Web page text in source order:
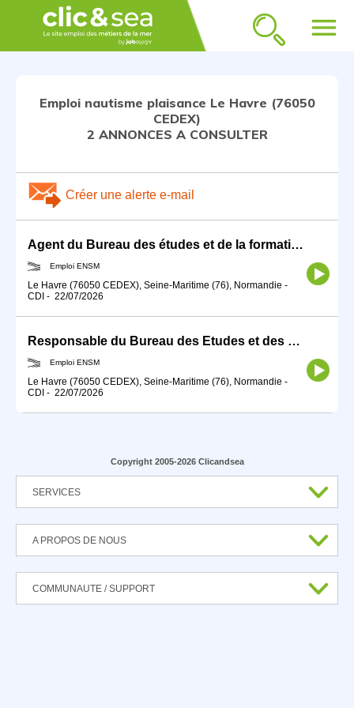
menu
Emploi nautisme plaisance Le Havre (76050
CEDEX)
2 ANNONCES A CONSULTER
Créer une alerte e-mail
Agent du Bureau des études et de la formation (BEF)
Emploi ENSM
Le Havre (76050 CEDEX), Seine-Maritime (76), Normandie -
CDI - 22/07/2026
Responsable du Bureau des Etudes et des Formations (BEF)
Emploi ENSM
Le Havre (76050 CEDEX), Seine-Maritime (76), Normandie -
CDI - 22/07/2026
Copyright 2005-2026 Clicandsea
SERVICES
A PROPOS DE NOUS
COMMUNAUTE / SUPPORT